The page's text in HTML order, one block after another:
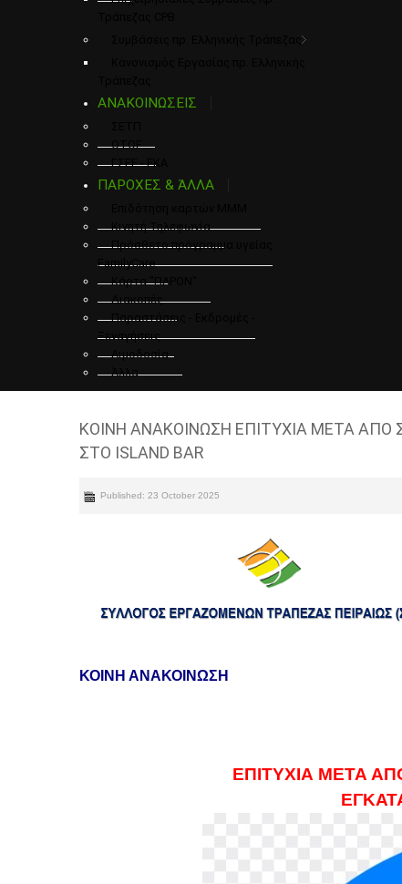
Συμβάσεις πρ. Ελληνικής Τράπεζας
ΑΝΑΚΟΙΝΩΣΕΙΣ
ΟΤΟΕ
ΓΣΕΕ - ΕΚΑ
ΠΑΡΟΧΕΣ & ΆΛΛΑ
Κινητή Τηλεφωνία
Πρόσθετο πρόγραμμα υγείας
FamilyCare
Κάρτα "ΠΑΡΟΝ"
Διακοπές
Παραστάσεις - Εκδρομές -
Ξεναγήσεις
Αιμοδοσία
Άλλα
ΚΟΙΝΗ ΑΝΑΚΟΙΝΩΣΗ ΕΠΙΤΥΧΙΑ ΜΕΤΑ
ΣΤΟ ISLAND BAR
Published: 23 October 2025
ΚΟΙΝΗ ΑΝΑΚΟΙΝΩΣΗ
ΕΠΙΤΥΧΙΑ ΜΕΤΑ